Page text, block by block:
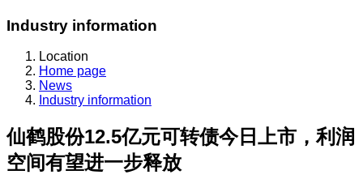
Industry information
Location
Home page
News
Industry information
仙鹤股份12.5亿元可转债今日上市，利润
空间有望进一步释放